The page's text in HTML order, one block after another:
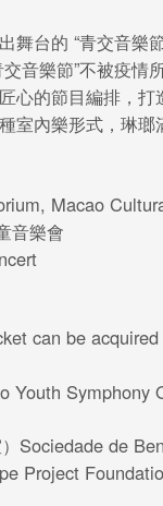
舞台的 “青交音樂
音樂節”不被疫情
心的節目編排，
室內樂形式，琳瑯
Macao
音樂會
can be
Youth Symphony
Sociedade de
Project